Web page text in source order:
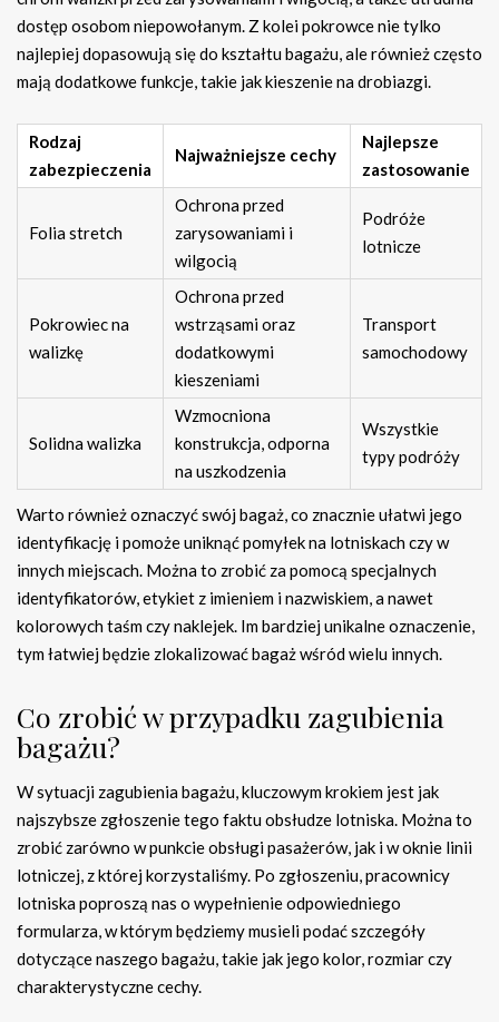
dostęp osobom niepowołanym. Z kolei pokrowce nie tylko
najlepiej dopasowują się do kształtu bagażu, ale również często
mają dodatkowe funkcje, takie jak kieszenie na drobiazgi.
Rodzaj
zabezpieczenia
Najważniejsze cechy
Najlepsze
zastosowanie
Folia stretch
Ochrona przed
zarysowaniami i
wilgocią
Podróże
lotnicze
Pokrowiec na
walizkę
Ochrona przed
wstrząsami oraz
dodatkowymi
kieszeniami
Transport
samochodowy
Solidna walizka
Wzmocniona
konstrukcja, odporna
na uszkodzenia
Wszystkie
typy podróży
Warto również oznaczyć swój bagaż, co znacznie ułatwi jego
identyfikację i pomoże uniknąć pomyłek na lotniskach czy w
innych miejscach. Można to zrobić za pomocą specjalnych
identyfikatorów, etykiet z imieniem i nazwiskiem, a nawet
kolorowych taśm czy naklejek. Im bardziej unikalne oznaczenie,
tym łatwiej będzie zlokalizować bagaż wśród wielu innych.
Co zrobić w przypadku zagubienia
bagażu?
W sytuacji zagubienia bagażu, kluczowym krokiem jest jak
najszybsze zgłoszenie tego faktu obsłudze lotniska. Można to
zrobić zarówno w punkcie obsługi pasażerów, jak i w oknie linii
lotniczej, z której korzystaliśmy. Po zgłoszeniu, pracownicy
lotniska poproszą nas o wypełnienie odpowiedniego
formularza, w którym będziemy musieli podać szczegóły
dotyczące naszego bagażu, takie jak jego kolor, rozmiar czy
charakterystyczne cechy.